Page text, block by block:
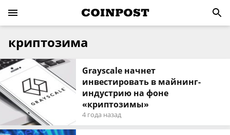
криптозима
Grayscale начнет
инвестировать в майнинг-
индустрию на фоне
«криптозимы»
4 года назад